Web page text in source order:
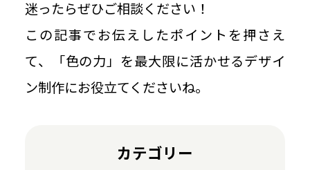
迷ったらぜひご相談ください！
この記事でお伝えしたポイントを押さえ
て、「色の力」を最大限に活かせるデザイ
ン制作にお役立てくださいね。
カテゴリー